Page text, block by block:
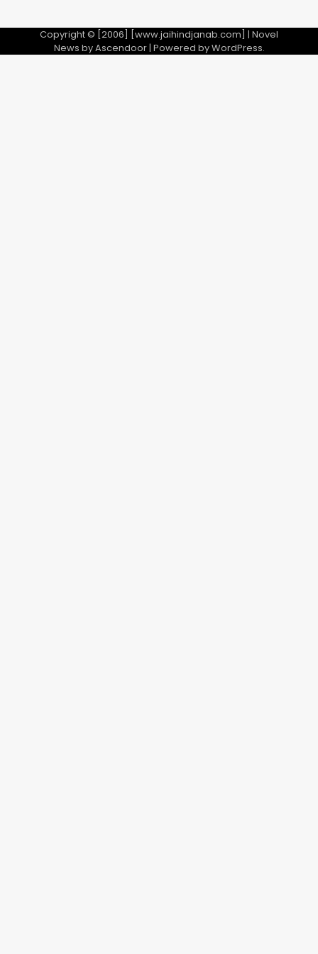
Copyright © [2006] [www.jaihindjanab.com] | Novel
News byAscendoor| Powered byWordPress.